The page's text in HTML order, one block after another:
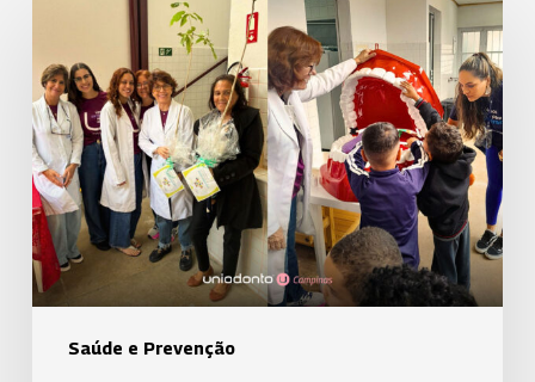
Saúde e Prevenção
Uniodonto
Campinas
realiza
ação
educativa
voltada
à
saúde
bucal